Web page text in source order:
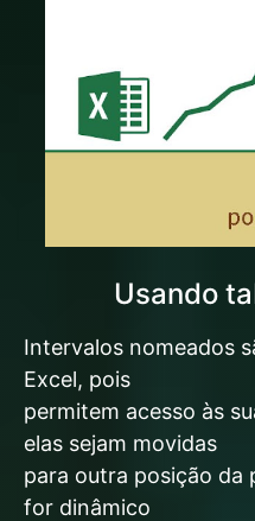
Usando
Intervalos nomeados
Excel, pois
permitem acesso às
elas sejam movidas
para outra posição da
for dinâmico